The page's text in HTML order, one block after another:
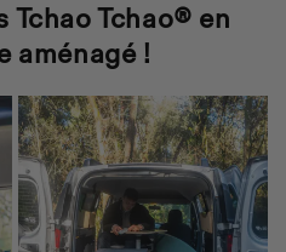
Tchao® en
aménagé !